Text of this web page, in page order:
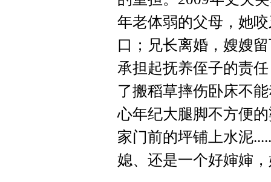
年老体弱的父母，她
口；兄长离婚，嫂嫂
承担起抚养侄子的责
了搬稻草摔伤卧床不
心年纪大腿脚不方便
家门前的坪铺上水泥
媳、还是一个好婶婶